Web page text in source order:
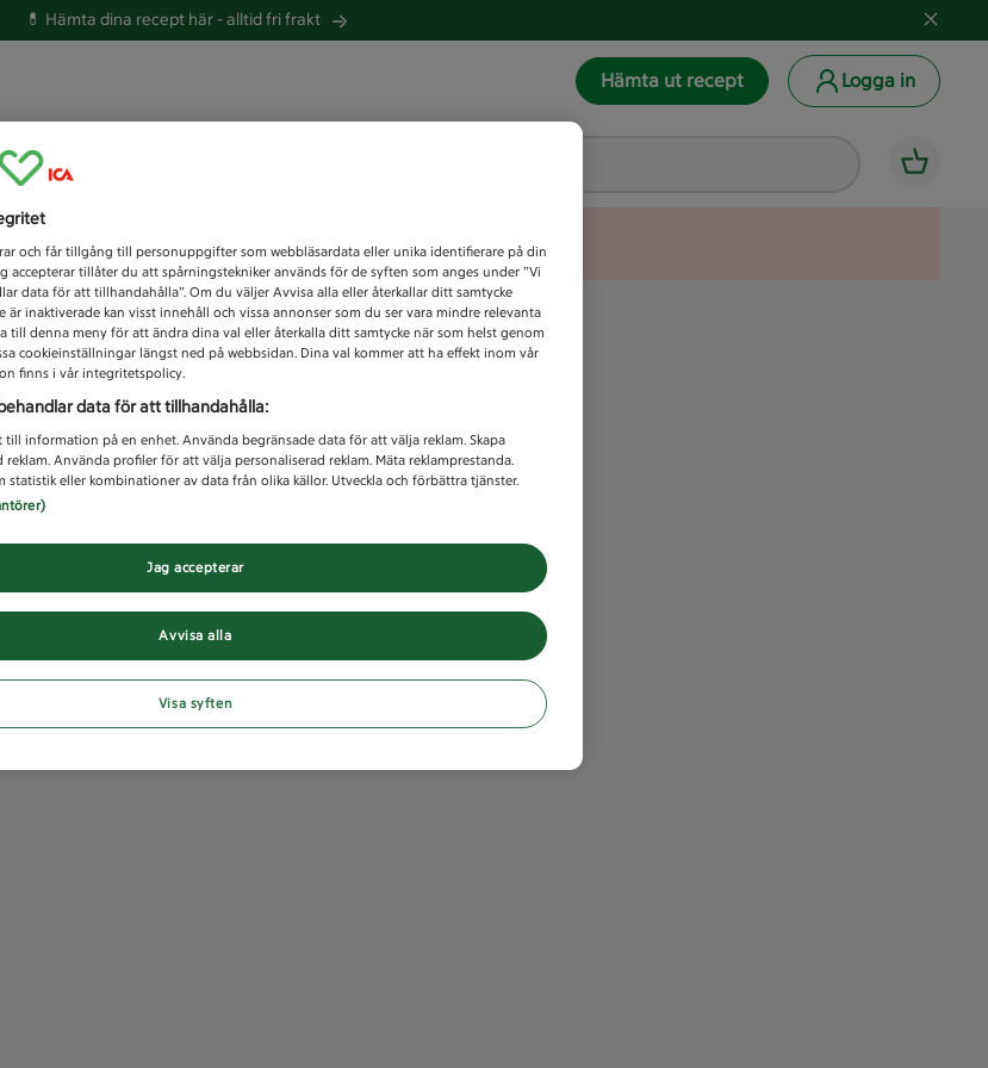
💊 Hämta dina recept här -alltid fri frakt
Hämta ut recept Logga in
Unknown error
och får tillgång till personuppgifter som webbläsardata eller unika identifierare på din
accepterar tillåter du att spårningstekniker används för de syften som anges under ”Vi
data för att tillhandahålla”. Om du väljer Avvisa alla eller återkallar ditt samtycke
är inaktiverade kan visst innehåll och vissa annonser som du ser vara mindre relevanta
till denna meny för att ändra dina val eller återkalla ditt samtycke när som helst genom
cookieinställningar längst ned på webbsidan. Dina val kommer att ha effekt inom vår
finns i vår integritetspolicy.
data för att tillhandahålla:
till information på en enhet. Använda begränsade data för att välja reklam. Skapa
Använda profiler för att välja personaliserad reklam. Mäta reklamprestanda.
statistik eller kombinationer av data från olika källor. Utveckla och förbättra tjänster.
Avvisa alla
Jag accepterar
Visa syften